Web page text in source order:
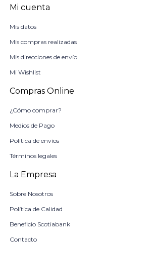
Mi cuenta
Mis datos
Mis compras realizadas
Mis direcciones de envío
Mi Wishlist
Compras Online
¿Cómo comprar?
Medios de Pago
Política de envíos
Términos legales
La Empresa
Sobre Nosotros
Política de Calidad
Beneficio Scotiabank
Contacto